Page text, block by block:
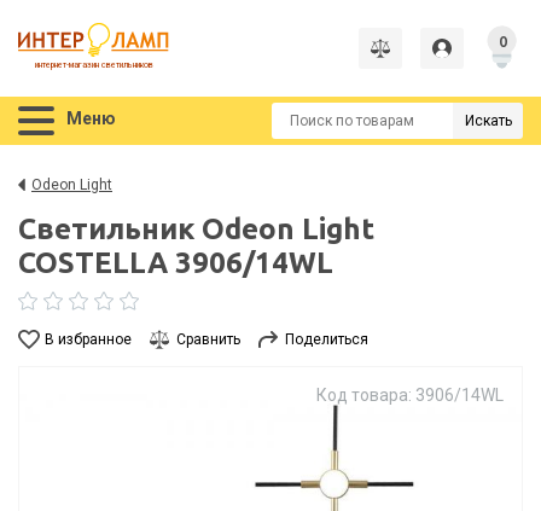
интернет-магазин светильников
0
Меню Искать
Odeon Light
Светильник Odeon Light
COSTELLA 3906/14WL
В избранное Сравнить Поделиться
Код товара: 3906/14WL